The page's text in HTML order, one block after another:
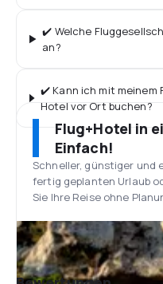
✔️ Welche
an?
✔️ Kann ich mit meinem
Hotel vor Ort buchen?
Flug+Hotel in
Einfach!
Schneller, günstiger und
fertig geplanten Urlaub
Sie Ihre Reise ohne